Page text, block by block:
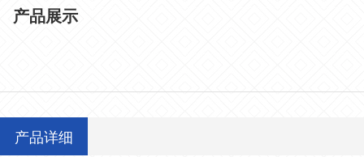
产品展示
产品详细